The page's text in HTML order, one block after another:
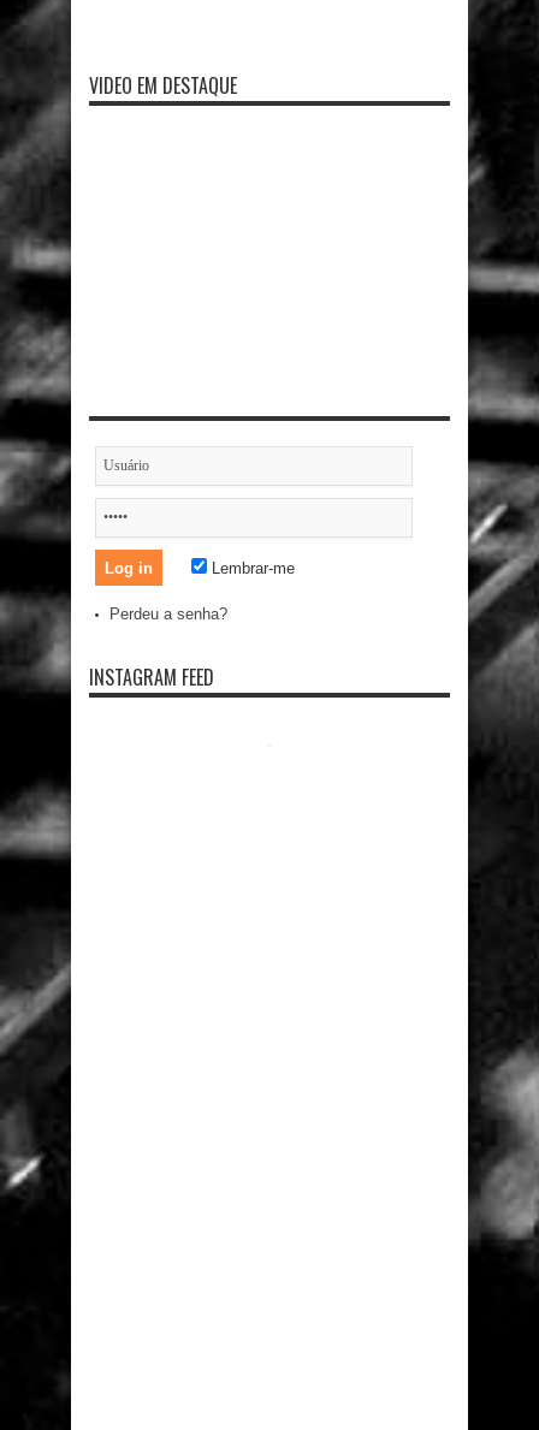
VIDEO EM DESTAQUE
Lembrar-me
Perdeu a senha?
INSTAGRAM FEED